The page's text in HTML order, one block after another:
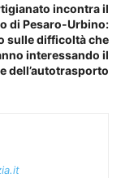
incontra il
di Pesaro-Urbino:
sulle difficoltà che
interessando il
dell’autotrasporto